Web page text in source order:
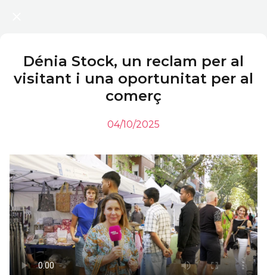
Dénia Stock, un reclam per al
visitant i una oportunitat per al
comerç
04/10/2025